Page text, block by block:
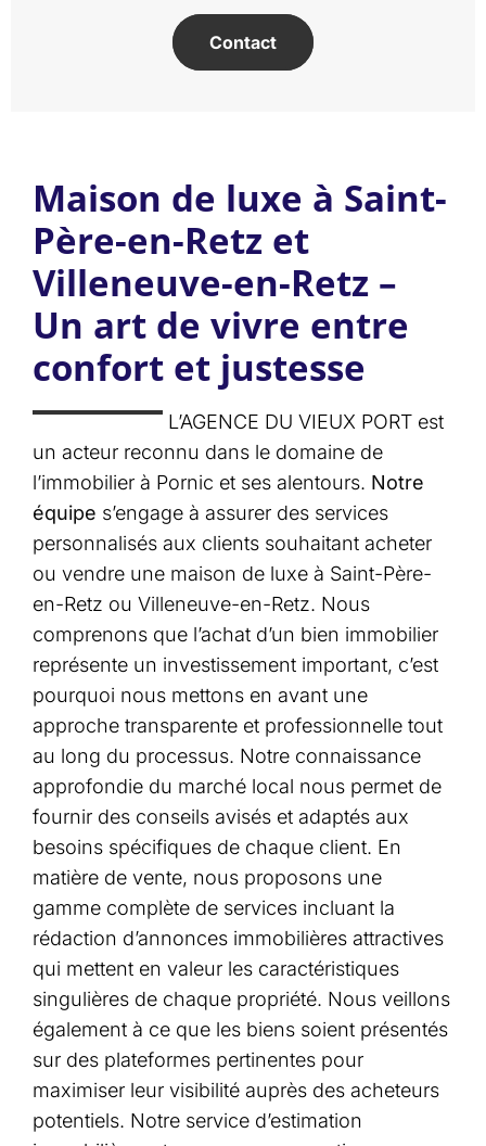
Contact
Maison de luxe à Saint-
Père-en-Retz et
Villeneuve-en-Retz –
Un art de vivre entre
confort et justesse
L’AGENCE DU VIEUX PORT est
un acteur reconnu dans le domaine de
l’immobilier à Pornic et ses alentours. Notre
équipe s’engage à assurer des services
personnalisés aux clients souhaitant acheter
ou vendre une maison de luxe à Saint-Père-
en-Retz ou Villeneuve-en-Retz. Nous
comprenons que l’achat d’un bien immobilier
représente un investissement important, c’est
pourquoi nous mettons en avant une
approche transparente et professionnelle tout
au long du processus. Notre connaissance
approfondie du marché local nous permet de
fournir des conseils avisés et adaptés aux
besoins spécifiques de chaque client. En
matière de vente, nous proposons une
gamme complète de services incluant la
rédaction d’annonces immobilières attractives
qui mettent en valeur les caractéristiques
singulières de chaque propriété. Nous veillons
également à ce que les biens soient présentés
sur des plateformes pertinentes pour
maximiser leur visibilité auprès des acheteurs
potentiels. Notre service d’estimation